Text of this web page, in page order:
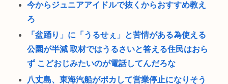
今からジュニアアイドルで抜くからおすすめ教え
ろ
「盆踊り」に「うるせぇ」と苦情がある為使える
公園が半減 取材ではうるさいと答える住民はおら
ず こどおじみたいのが電話してんだろな
八丈島、東海汽船がポカして営業停止になりそう